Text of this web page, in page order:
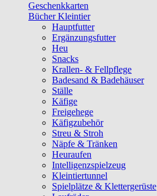
Geschenkkarten
Bücher Kleintier
Hauptfutter
Ergänzungsfutter
Heu
Snacks
Krallen- & Fellpflege
Badesand & Badehäuser
Ställe
Käfige
Freigehege
Käfigzubehör
Streu & Stroh
Näpfe & Tränken
Heuraufen
Intelligenzspielzeug
Kleintiertunnel
Spielplätze & Klettergerüste